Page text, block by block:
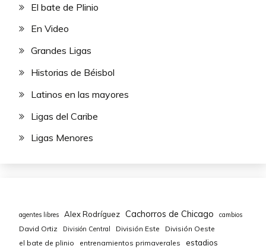
El bate de Plinio
En Video
Grandes Ligas
Historias de Béisbol
Latinos en las mayores
Ligas del Caribe
Ligas Menores
agentes libres Alex Rodríguez Cachorros de Chicago cambios
David Ortiz División Central División Este
División Oeste
el bate de plinio
entrenamientos primaverales estadios